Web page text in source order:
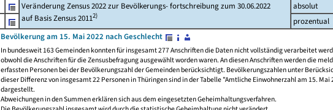
Veränderung Zensus 2022 zur Bevölkerungs- fortschreibung zum 30.06.2022
auf Basis Zensus 20112)
absolut
prozentual
Bevölkerung am 15. Mai 2022 nach Geschlecht
In bundesweit 163 Gemeinden konnten für insgesamt 277 Anschriften die Daten nicht vollständig verarbeitet
obwohl die Anschriften für die Zensusbefragung ausgewählt worden waren. An diesen Anschriften werden die
erfassten Personen bei der Bevölkerungszahl der Gemeinden berücksichtigt. Bevölkerungszahlen unter
dieser Differenz von insgesamt 22 Personen in Thüringen sind in der Tabelle "Amtliche Einwohnerzahl am 15.
dargestellt.
Abweichungen in den Summen erklären sich aus dem eingesetzten Geheimhaltungsverfahren.